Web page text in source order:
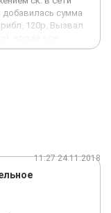
сумма
120р. Вызвал
вроде все
договора ни
звук
утомишься что-
и это при
провайдеру
пределах. И
права -
ситуацию не
то ковырялись
передали своему
вот бред, Акт о
11:27 24.11.2018